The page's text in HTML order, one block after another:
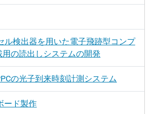
ル検出器を用いた電子飛跡型コンプ
用の読出しシステムの開発
の光子到来時刻計測システム
ード製作